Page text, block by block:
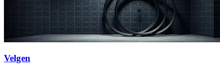
Velgen